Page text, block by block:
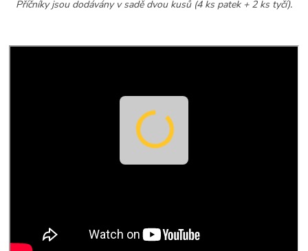
Příčníky jsou dodávány v sadě dvou kusů (4 ks patek + 2 ks tyčí).